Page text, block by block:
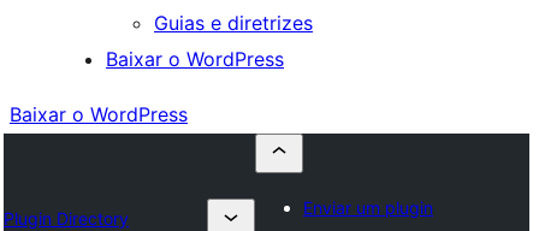
Guias e diretrizes
Baixar o WordPress
Baixar o WordPress
Plugin Directory
Enviar um plugin